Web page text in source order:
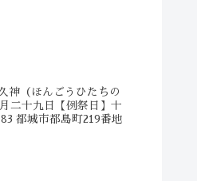
神（ほんごうひたちの
二十九日【例祭日】十
都城市都島町219番地